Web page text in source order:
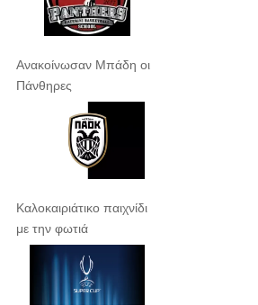
Ανακοίνωσαν Μπάδη οι
Πάνθηρες
Καλοκαιριάτικο παιχνίδι
με την φωτιά